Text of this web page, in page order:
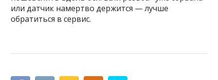
или датчик намертво держится — лучше
обратиться в сервис.